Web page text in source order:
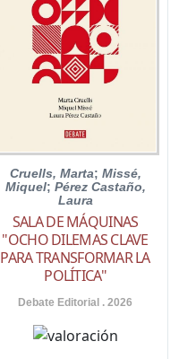
Cruells, Marta; Missé,
Miquel; Pérez Castaño,
Laura
SALA DE MÁQUINAS
"OCHO DILEMAS CLAVE
PARA TRANSFORMAR LA
POLÍTICA"
Debate Editorial . 2026